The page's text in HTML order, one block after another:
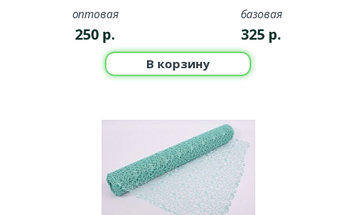
оптовая
250 р.
базовая
325 р.
В корзину